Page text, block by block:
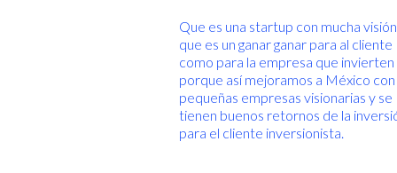
Que es una startup con mucha
que es un ganar ganar para al cliente
como para la empresa que invierten
porque así mejoramos a México con
pequeñas empresas visionarias y se
tienen buenos retornos de la
para el cliente inversionista.